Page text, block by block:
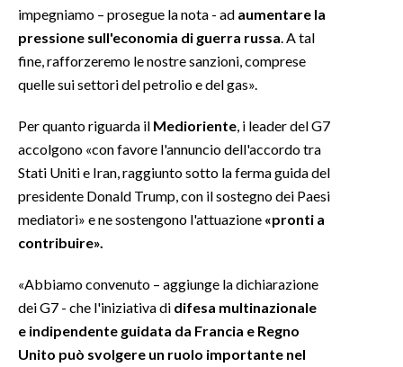
#CARAUNIONE
3 MINUTI CON
INFO AZIENDE
ABBONATI
ANNUNCI
SPIAGGE
STORE
impegniamo – prosegue la nota - ad aumentare la
pressione sull'economia di guerra russa . A tal
fine, rafforzeremo le nostre sanzioni, comprese
quelle sui settori del petrolio e del gas».
Per quanto riguarda il Medioriente , i leader del G7
accolgono «con favore l'annuncio dell'accordo tra
Stati Uniti e Iran, raggiunto sotto la ferma guida del
presidente Donald Trump, con il sostegno dei Paesi
mediatori» e ne sostengono l'attuazione «pronti a
contribuire».
«Abbiamo convenuto – aggiunge la dichiarazione
dei G7 - che l'iniziativa di difesa multinazionale
e indipendente guidata da Francia e Regno
Unito può svolgere un ruolo importante nel